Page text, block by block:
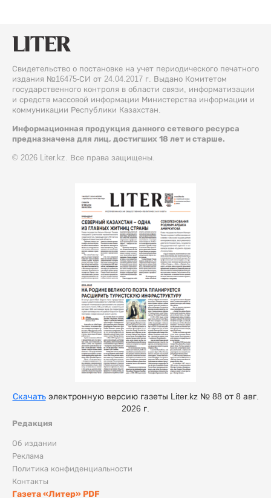
Свидетельство о постановке на учет периодического печатного
издания №16475-СИ от 24.04.2017 г. Выдано Комитетом
государственного контроля в области связи, информатизации
и средств массовой информации Министерства информации и
коммуникации Республики Казахстан.
Информационная продукция данного сетевого ресурса
предназначена для лиц, достигших 18 лет и старше.
© 2026 Liter.kz. Все права защищены.
Редакция
Об издании
Реклама
Политика конфиденциальности
Контакты
Газета «Литер» PDF
Скачатьэлектронную версию газеты Liter.kz № 88 от 8 авг.
2026 г.